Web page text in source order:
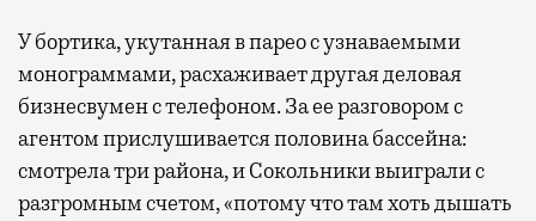
У бортика, укутанная в парео с узнаваемыми
монограммами, расхаживает другая деловая
бизнесвумен с телефоном. За ее разговором с
агентом прислушивается половина бассейна:
смотрела три района, и Сокольники выиграли с
разгромным счетом, «потому что там хоть дышать